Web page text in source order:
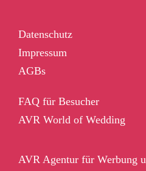
Datenschutz
Impressum
AGBs
FAQ für Besucher
AVR World of Wedding
AVR Agentur für Werbung